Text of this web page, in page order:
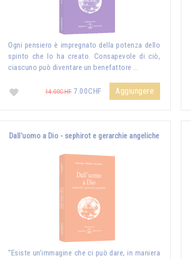
Ogni pensiero è impregnato della potenza dello
spirito che lo ha creato. Consapevole di ciò,
ciascuno può diventare un benefattore …
14.00CHF7.00CHF Aggiungere
Dall'uomo a Dio - sephirot e gerarchie angeliche
“Esiste un’immagine che ci può dare, in maniera